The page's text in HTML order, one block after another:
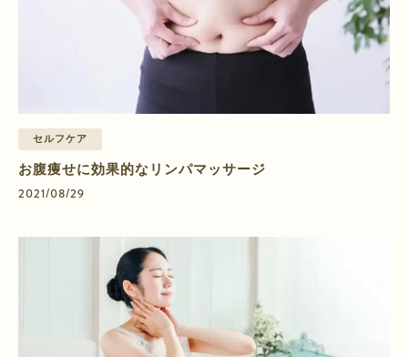
セルフケア
お腹痩せに効果的なリンパマッサージ
2021/08/29